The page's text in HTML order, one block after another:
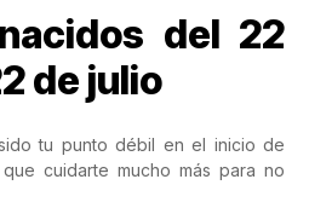
del 22
de julio
tu punto débil en el inicio de
cuidarte mucho más para no